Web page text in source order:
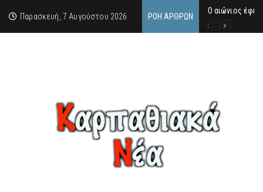
Παρασκευή, 7 Αυγούστου 2026 ΡΟΉ ΆΡΘΡΩΝ
Ο αιώνιος
Δικαστική
Άμεση